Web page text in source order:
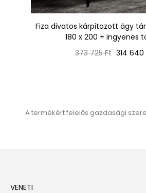
Fiza divatos kárpitozott ágy
180 x 200 + ingyenes
Normál
373 725 Ft Ár
314 640
A termékért felelős gazdasági
VENETI